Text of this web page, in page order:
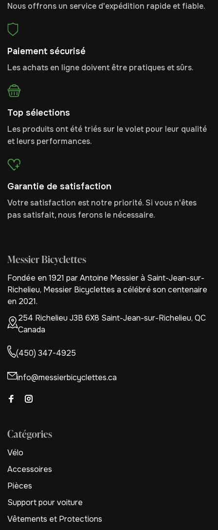
Nous offrons un service d'expédition rapide et fiable.
Paiement sécurisé
Les achats en ligne doivent être pratiques et sûrs.
Top sélections
Les produits ont été triés sur le volet pour leur qualité
et leurs performances.
Garantie de satisfaction
Votre satisfaction est notre priorité. Si vous n'êtes
pas satisfait, nous ferons le nécessaire.
Messier Bicyclettes
Fondée en 1921 par Antoine Messier à Saint-Jean-sur-
Richelieu, Messier Bicyclettes a célébré son centenaire
en 2021.
254 Richelieu J3B 6X8 Saint-Jean-sur-Richelieu, QC
Canada
(450) 347-4925
info@messierbicyclettes.ca
Catégories
Vélo
Accessoires
Pièces
Support pour voiture
Vêtements et Protections